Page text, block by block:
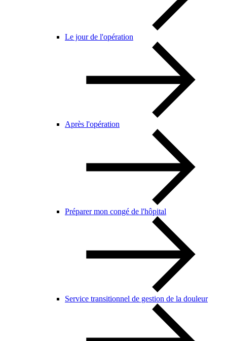
Le jour de l'opération
Après l'opération
Préparer mon congé de l'hôpital
Service transitionnel de gestion de la douleur